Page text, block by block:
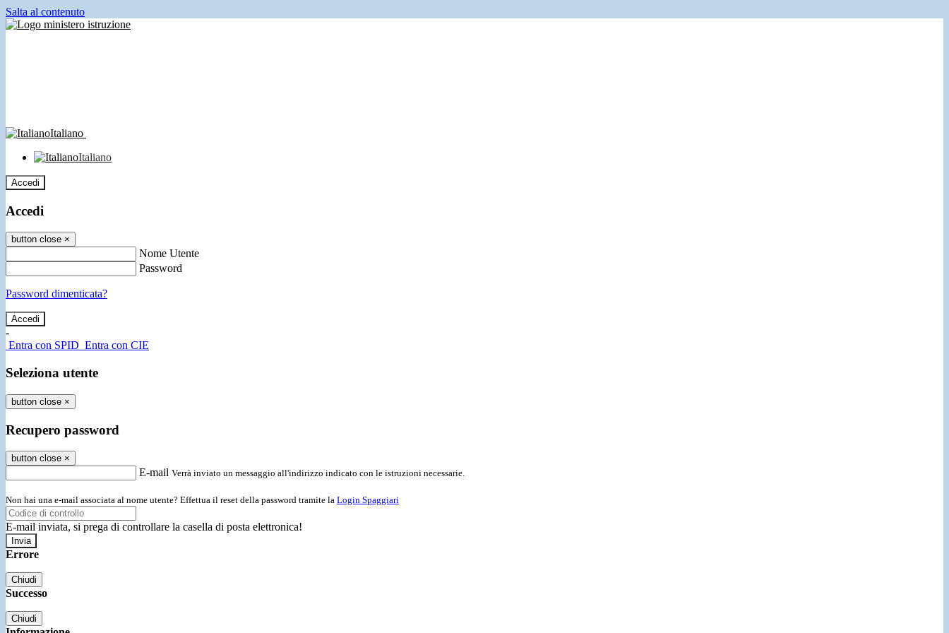
Salta al contenuto
Italiano
Italiano
Accedi
Accedi
button close ×
Nome Utente
Password
Password dimenticata?
-
Entra con SPID Entra con CIE
Seleziona utente
button close ×
Recupero password
button close ×
E-mail Verrà inviato un messaggio all'indirizzo indicato con le istruzioni necessarie.
Non hai una e-mail associata al nome utente? Effettua il reset della password tramite la Login Spaggiari
E-mail inviata, si prega di controllare la casella di posta elettronica!
Errore
Chiudi
Successo
Chiudi